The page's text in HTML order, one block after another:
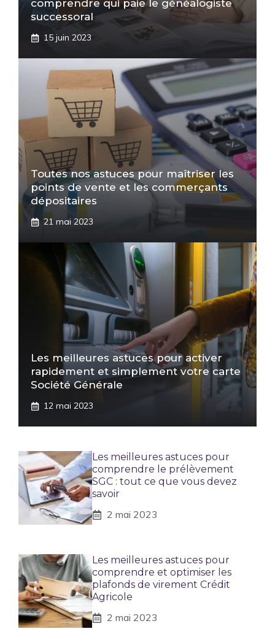
comprendre qui paie le généalogiste
successoral
15 juin 2023
Toutes nos astuces pour maîtriser les
points de vente et les commerçants
dépositaires
21 mai 2023
Les meilleures astuces pour activer
rapidement et simplement votre carte
Société Générale
12 mai 2023
Les meilleures astuces pour
comprendre le prélèvement
SGC : tout ce que vous devez
savoir
2 mai 2023
Les meilleures astuces pour
comprendre et optimiser les
plafonds de virement Crédit
Agricole
2 mai 2023